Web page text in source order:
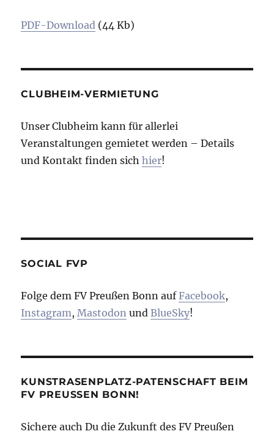
PDF-Download (44 Kb)
CLUBHEIM-VERMIETUNG
Unser Clubheim kann für allerlei
Veranstaltungen gemietet werden – Details
und Kontakt finden sichhier!
SOCIAL FVP
Folge dem FV Preußen Bonn aufFacebook,
Instagram,Mastodon undBlueSky!
KUNSTRASENPLATZ-PATENSCHAFT BEIM
FV PREUSSEN BONN!
Sichere auch Du die Zukunft des FV Preußen